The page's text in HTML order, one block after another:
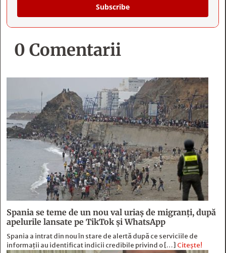
Subscribe
0 Comentarii
Spania se teme de un nou val uriaș de migranți, după
apelurile lansate pe TikTok și WhatsApp
Spania a intrat din nou în stare de alertă după ce serviciile de
informații au identificat indicii credibile privind o […] Citește!